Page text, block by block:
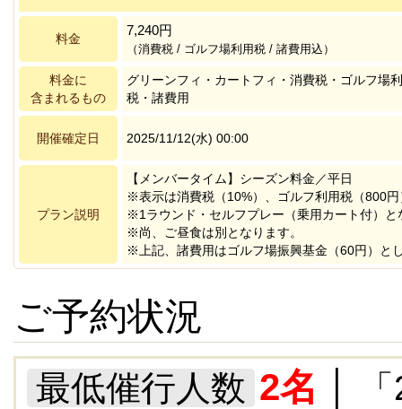
料金
7,240円
（消費税 / ゴルフ場利用税 / 諸費用込）
料金に
含まれるもの
グリーンフィ・カートフィ・消費税・ゴルフ場
税・諸費用
開催確定日 2025/11/12(水) 00:00
プラン説明
【メンバータイム】シーズン料金／平日
※表示は消費税（10%）、ゴルフ利用税（800
※1ラウンド・セルフプレー（乗用カート付）と
※尚、ご昼食は別となります。
※上記、諸費用はゴルフ場振興基金（60円）と
ご予約状況
最低催行人数 2名
│